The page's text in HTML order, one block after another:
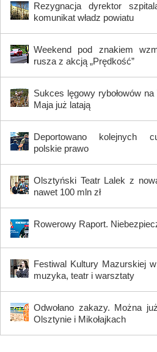
Rezygnacja dyrektor
komunikat władz powiatu
Weekend pod znakiem
rusza z akcją „Prędkość”
Sukces lęgowy rybołowów
Maja już latają
Deportowano kolejnych
polskie prawo
Olsztyński Teatr Lalek z
nawet 100 mln zł
Rowerowy Raport.
Festiwal Kultury Mazurskiej
muzyka, teatr i warsztaty
Odwołano zakazy. Można
Olsztynie i Mikołajkach